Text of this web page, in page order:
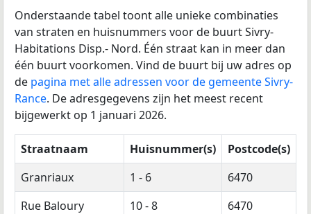
Onderstaande tabel toont alle unieke combinaties
van straten en huisnummers voor de buurt Sivry-
Habitations Disp.- Nord. Één straat kan in meer dan
één buurt voorkomen. Vind de buurt bij uw adres op
de pagina met alle adressen voor de gemeente Sivry-
Rance. De adresgegevens zijn het meest recent
bijgewerkt op 1 januari 2026.
Straatnaam Huisnummer(s)
Postcode(s)
Granriaux
1 - 6
6470
Rue Baloury
10 - 8
6470